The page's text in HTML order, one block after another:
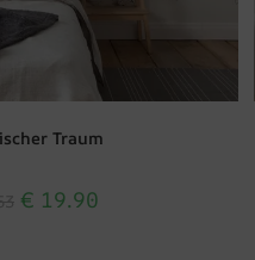
Traum
€ 19.90